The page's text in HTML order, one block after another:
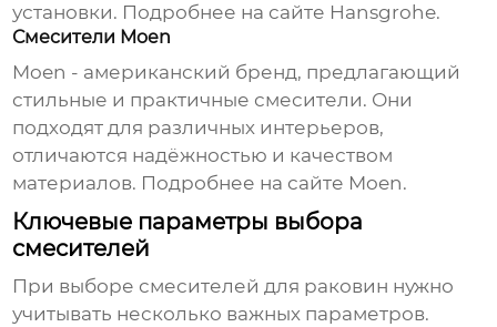
установки. Подробнее на сайте Hansgrohe.
Смесители Moen
Moen - американский бренд, предлагающий
стильные и практичные смесители. Они
подходят для различных интерьеров,
отличаются надёжностью и качеством
материалов. Подробнее на сайте Moen.
Ключевые параметры выбора
смесителей
При выборе смесителей для раковин нужно
учитывать несколько важных параметров.